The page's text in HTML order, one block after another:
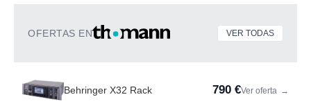
OFERTAS EN VER TODAS
Behringer X32 Rack 790 €Ver oferta →